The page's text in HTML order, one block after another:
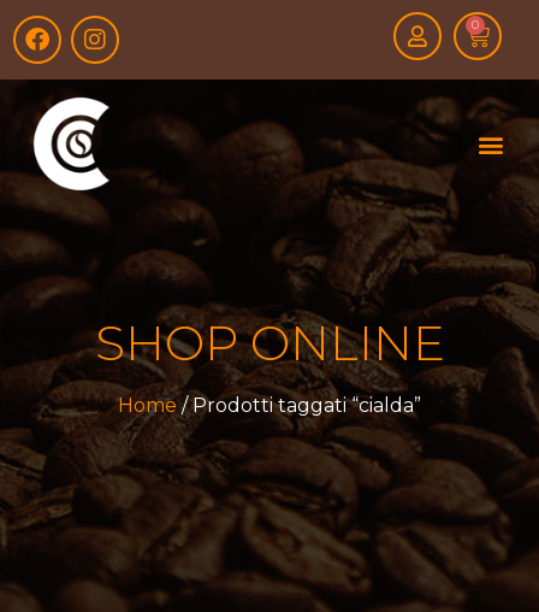
0
SHOP ONLINE
Home / Prodotti taggati “cialda”